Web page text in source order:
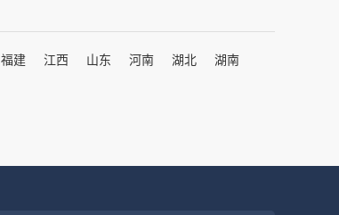
福建 江西 山东 河南 湖北
湖南